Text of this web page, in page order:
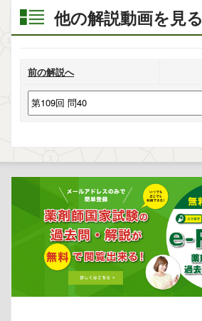
他の解説動画を見る
前の解説へ